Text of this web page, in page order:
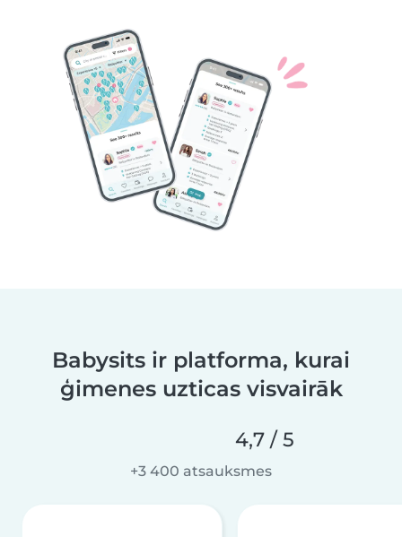
Babysits ir platforma, kurai
ģimenes uzticas visvairāk
4,7 / 5
+3 400 atsauksmes